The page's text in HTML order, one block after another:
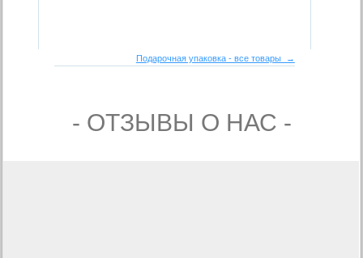
Подарочная упаковка - все товары →
- ОТЗЫВЫ О НАС -